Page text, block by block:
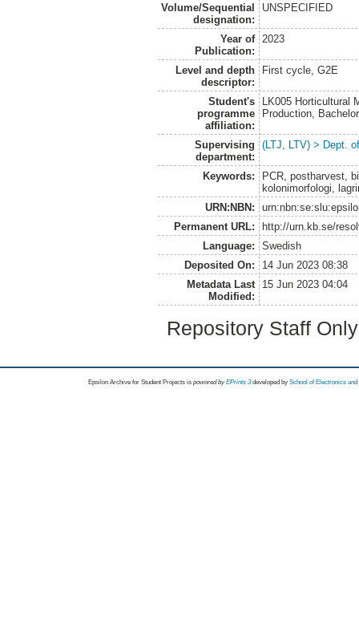
Volume/Sequential
designation:
UNSPECIFIED
Year of
Publication:
2023
Level and depth
descriptor:
First cycle, G2E
Student's
programme
affiliation:
LK005 Horticultural
Production,
Supervising
department:
(LTJ, LTV) > Dept.
Keywords:
PCR, postharvest,
kolonimorfologi,
URN:NBN:
Permanent URL:
http://urn.kb.se/
Language:
Swedish
Deposited On:
14 Jun 2023 08:38
Metadata Last
Modified:
15 Jun 2023 04:04
Repository Staff
Epsilon Archive for Student Projects is powored byEPrints 3 developed by School of Electronics